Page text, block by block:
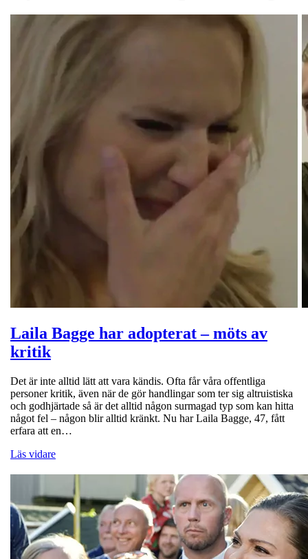
Laila Bagge har adopterat – möts av
kritik
Det är inte alltid lätt att vara kändis. Ofta får våra offentliga
personer kritik, även när de gör handlingar som ter sig altruistiska
och godhjärtade så är det alltid någon surmagad typ som kan hitta
något fel – någon blir alltid kränkt. Nu har Laila Bagge, 47, fått
erfara att en…
Läs vidare